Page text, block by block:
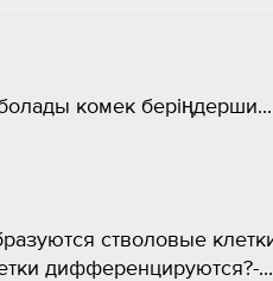
комек беріңдерши​...
стволовые
дифференцируются?-...